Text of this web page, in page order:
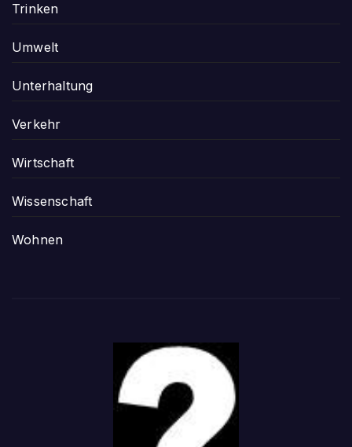
Trinken
Umwelt
Unterhaltung
Verkehr
Wirtschaft
Wissenschaft
Wohnen